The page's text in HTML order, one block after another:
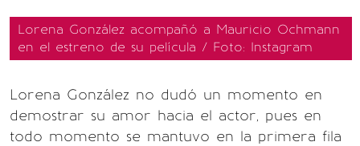
Lorena González acompañó a Mauricio Ochmann
en el estreno de su película / Foto: Instagram
Lorena González no dudó un momento en
demostrar su amor hacia el actor, pues en
todo momento se mantuvo en la primera fila